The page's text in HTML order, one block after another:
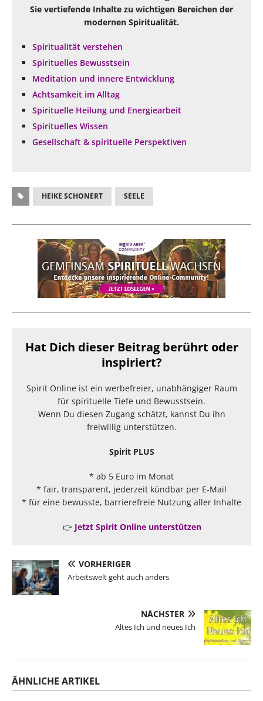
Sie vertiefende Inhalte zu wichtigen Bereichen der
modernen Spiritualität.
Spiritualität verstehen
Spirituelles Bewusstsein
Meditation und innere Entwicklung
Achtsamkeit im Alltag
Spirituelle Heilung und Energiearbeit
Spirituelles Wissen
Gesellschaft & spirituelle Perspektiven
HEIKE SCHONERT SEELE
Hat Dich dieser Beitrag berührt oder
inspiriert?
Spirit Online ist ein werbefreier, unabhängiger Raum
für spirituelle Tiefe und Bewusstsein.
Wenn Du diesen Zugang schätzt, kannst Du ihn
freiwillig unterstützen.
Spirit PLUS
* ab 5 Euro im Monat
* fair, transparent, jederzeit kündbar per E-Mail
* für eine bewusste, barrierefreie Nutzung aller Inhalte
👉 Jetzt Spirit Online unterstützen
VORHERIGER
Arbeitswelt geht auch anders
NÄCHSTER
Altes Ich und neues Ich
ÄHNLICHE ARTIKEL